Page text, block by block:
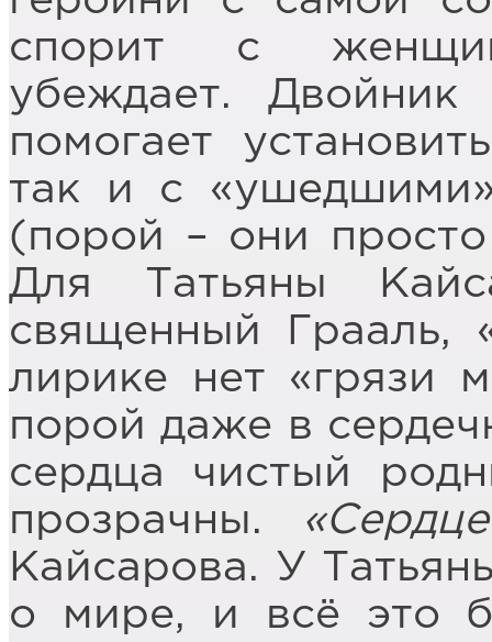
спорит с
убеждает.
помогает
так и с
(порой – они
Для Татьяны
священный Грааль,
лирике нет «грязи
порой даже в
сердца чистый
прозрачны.
Кайсарова. У
о мире, и всё это